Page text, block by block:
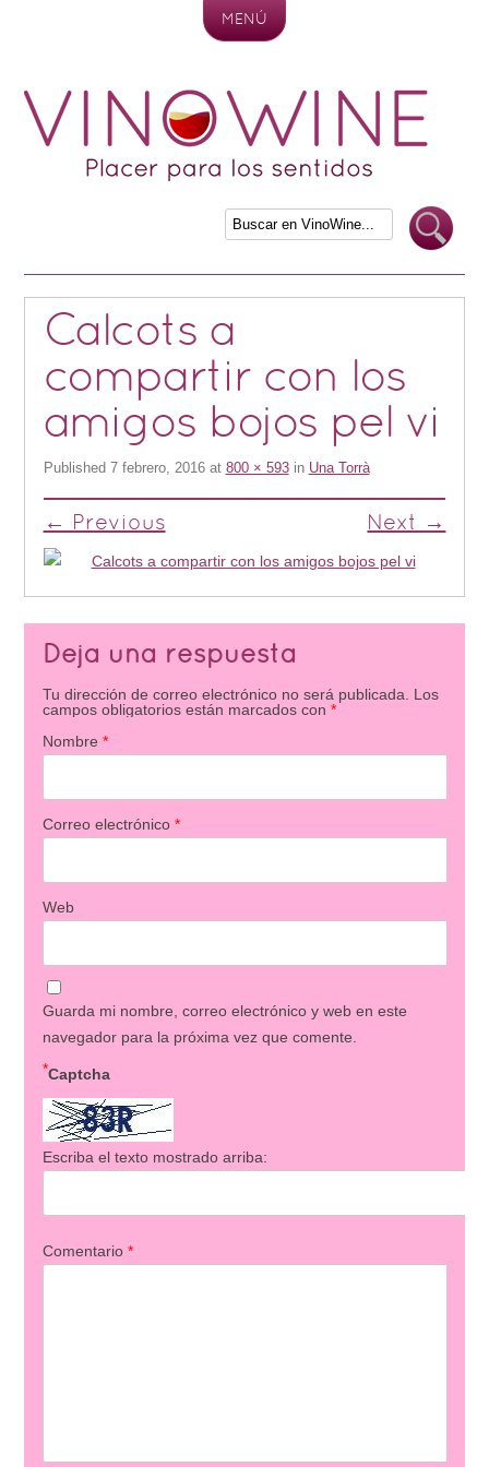
MENÚ
Calcots a
compartir con los
amigos bojos pel vi
Published 7 febrero, 2016at 800 × 593in Una Torrà
← Previous Next →
Deja una respuesta
Tu dirección de correo electrónico no será publicada. Los
campos obligatorios están marcados con *
Nombre *
Correo electrónico *
Web
Guarda mi nombre, correo electrónico y web en este
navegador para la próxima vez que comente.
Captcha
*
Escriba el texto mostrado arriba:
Comentario *